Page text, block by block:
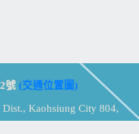
號 (交通位置圖)
Kaohsiung City 804,